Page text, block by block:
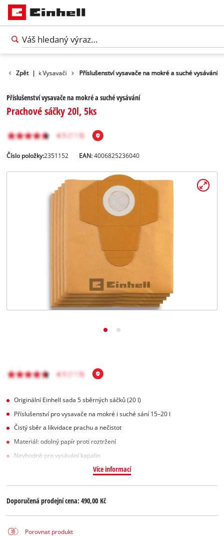
Zpět |
Příslušenství k Vysavači Příslušenství vysavače na mokré a suché vysávání
Příslušenství vysavače na mokré a suché vysávání
Prachové sáčky 20l, 5ks
Číslo položky:2351152 EAN:4006825236040
Originální Einhell sada 5 sběrných sáčků (20 l)
Příslušenství pro vysavače na mokré i suché sání 15–20 l
Čistý sběr a likvidace prachu a nečistot
Materiál: odolný papír proti roztržení
Nevhodné pro vysávání kapalin
Více informací
Doporučená prodejní cena:490,00 Kč
Porovnat produkt